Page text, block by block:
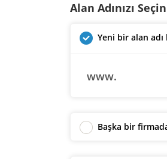
Alan Adınızı
Yeni bir alan
www.
Başka bir